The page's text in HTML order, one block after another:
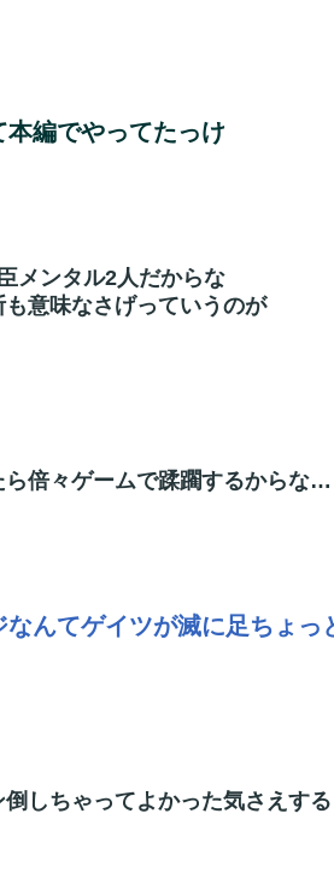
編でやってたっけ
メンタル2人だからな
意味なさげっていうのが
倍々ゲームで蹂躙するからな…
んてゲイツが滅に足ちょっ
しちゃってよかった気さえする